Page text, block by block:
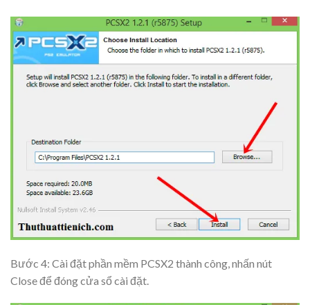
Bước 4: Cài đặt phần mềm PCSX2 thành công, nhấn nút
Closeđể đóng cửa sổ cài đặt.